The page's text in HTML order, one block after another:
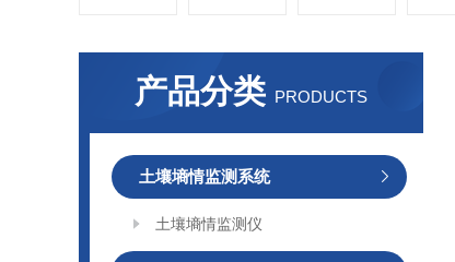
产品分类 PRODUCTS
土壤墒情监测系统
土壤墒情监测仪